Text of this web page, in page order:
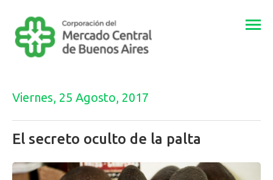
Viernes, 25 Agosto, 2017
El secreto oculto de la palta